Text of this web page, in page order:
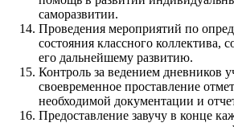
саморазвитии.
Проведения мероприятий по
состояния классного коллектива,
его дальнейшему развитию.
Контроль за ведением дневников
своевременное проставление
необходимой документации и
Предоставление завучу в конце